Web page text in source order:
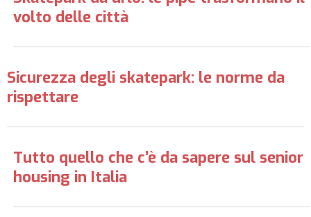
volto delle città
Sicurezza degli skatepark: le norme da
rispettare
Tutto quello che c’è da sapere sul senior
housing in Italia